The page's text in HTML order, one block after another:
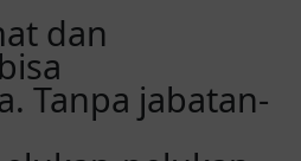
dan
Tanpa jabatan-